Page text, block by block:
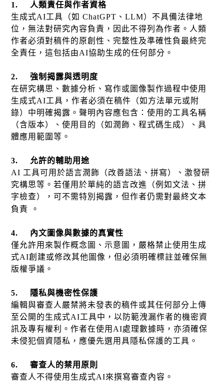
1.
人類責任與作者資格
生成式AI工具（如 ChatGPT 、LLM）不具備法律地
位，無法對研究內容負責，因此不得列為作者。人類
作者必須對稿件的原創性、完整性及準確性負最終完
全責任，這包括由AI協助生成的任何部分。
2.
強制揭露與透明度
在研究構思、數據分析、寫作或圖像製作過程中使用
生成式AI工具，作者必須在稿件（如方法單元或附
錄）中明確揭露。聲明內容應包含：使用的工具名稱
（含版本）、使用目的（如潤飾、程式碼生成）、具
體應用範圍等。
3.
允許的輔助用途
AI 工具可用於語言潤飾（改善語法、拼寫）、激發研
究構思等。若僅用於單純的語言改進（例如文法、拼
字檢查），可不需特別揭露，但作者仍需對最終文本
負責
。
4.
內文圖像與數據的真實性
僅允許用來製作概念圖、示意圖，嚴格禁止使用生成
式AI創建或修改其他圖像，但必須明確標註並確保無
版權爭議。
5.
隱私與機密性保護
編輯與審查人嚴禁將未發表的稿件或其任何部分上傳
至公開的生成式AI工具中，以防範洩漏作者的機密資
訊及專有權利。作者在使用 AI處理數據時，亦須確保
未侵犯個資隱私，應優先選用具隱私保護的工具。
6.
審查人的禁用原則
審查人不得使用生成式AI來撰寫審查內容。